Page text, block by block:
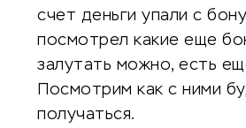
счет деньги упали с
посмотрел какие еще
залутать можно, есть
Посмотрим как с ними
получаться.